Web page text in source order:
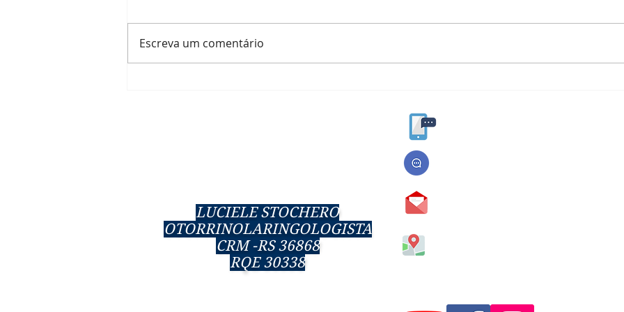
Escreva um comentário
LUCIELE STOCHERO
OTORRINOLARINGOLOGISTA
CRM -RS 36868
RQE 30338